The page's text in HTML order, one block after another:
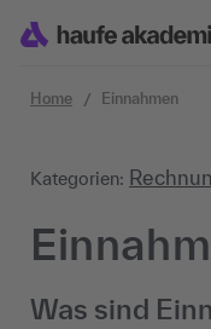
Home Einnahmen
Kategorien:
Was sind